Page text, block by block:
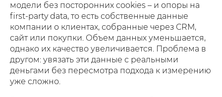
модели без посторонних cookies – и опоры на
first-party data, то есть собственные данные
компании о клиентах, собранные через CRM,
сайт или покупки. Объем данных уменьшается,
однако их качество увеличивается. Проблема в
другом: увязать эти данные с реальными
деньгами без пересмотра подхода к измерению
уже сложно.